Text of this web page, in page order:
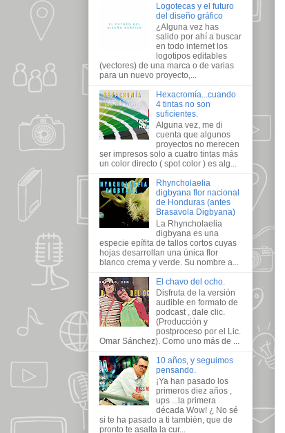
Logotecas y el futuro
del diseño gráfico
¿Alguna vez has
salido por ahí a buscar
en todo internet los
logotipos editables
(vectores) de una marca o de varias
para un nuevo proyecto,...
Hexacromía...cuando
4 tintas no son
suficientes.
Alguna vez, me di
cuenta que algunos
proyectos no merecen
ser impresos solo a cuatro tintas más
un color directo ( spot color ) es alg...
Rhyncholaelia
digbyana flor nacional
de Honduras (antes
Brasavola Digbyana)
La Rhyncholaelia
digbyana es una
especie epífita de tallos cortos cuyas
hojas desarrollan una única flor
blanco crema y verde. Su nombre a...
El chavo del ocho.
Disfruta de la versión
audible en formato de
podcast , dale clic.
(Producción y
postproceso por el Lic.
Omar Sánchez). Como uno más de ...
10 años, y seguimos
pensando.
¡Ya han pasado los
primeros diez años ,
ups ...la primera
década Wow! ¿ No sé
si te ha pasado a ti también, que de
pronto te asalta la cur...